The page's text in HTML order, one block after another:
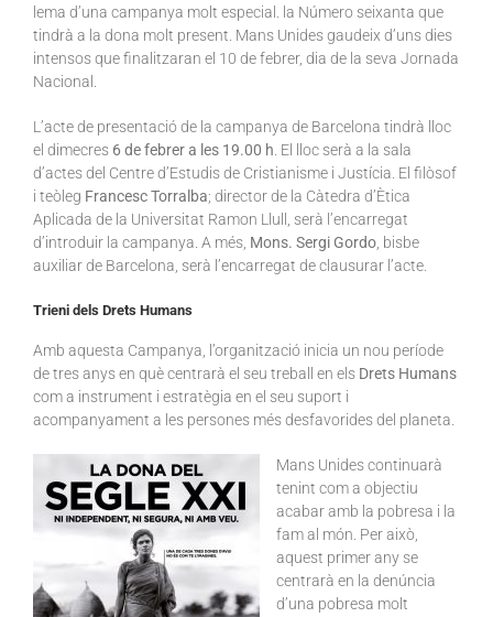
lema d’una campanya molt especial. la Número seixanta que
tindrà a la dona molt present. Mans Unides gaudeix d’uns dies
intensos que finalitzaran el 10 de febrer, dia de la seva Jornada
Nacional.
L’acte de presentació de la campanya de Barcelona tindrà lloc
el dimecres 6 de febrer a les 19.00 h . El lloc serà a la sala
d’actes del Centre d’Estudis de Cristianisme i Justícia. El filòsof
i teòleg Francesc Torralba; director de la Càtedra d’Ètica
Aplicada de la Universitat Ramon Llull, serà l’encarregat
d’introduir la campanya. A més, Mons. Sergi Gordo , bisbe
auxiliar de Barcelona, serà l’encarregat de clausurar l’acte.
Trieni dels Drets Humans
Amb aquesta Campanya, l’organització inicia un nou període
de tres anys en què centrarà el seu treball en els Drets Humans
com a instrument i estratègia en el seu suport i
acompanyament a les persones més desfavorides del planeta.
Mans Unides continuarà
tenint com a objectiu
acabar amb la pobresa i la
fam al món. Per això,
aquest primer any se
centrarà en la denúncia
d’una pobresa molt